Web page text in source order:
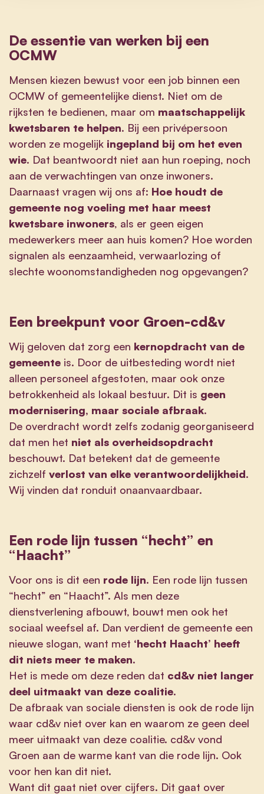
De essentie van werken bij een
OCMW
Mensen kiezen bewust voor een job binnen een
OCMW of gemeentelijke dienst. Niet om de
rijksten te bedienen, maar om maatschappelijk
kwetsbaren te helpen. Bij een privépersoon
worden ze mogelijk ingepland bij om het even
wie. Dat beantwoordt niet aan hun roeping, noch
aan de verwachtingen van onze inwoners.
Daarnaast vragen wij ons af: Hoe houdt de
gemeente nog voeling met haar meest
kwetsbare inwoners, als er geen eigen
medewerkers meer aan huis komen? Hoe worden
signalen als eenzaamheid, verwaarlozing of
slechte woonomstandigheden nog opgevangen?
Een breekpunt voor Groen-cd&v
Wij geloven dat zorg een kernopdracht van de
gemeente is. Door de uitbesteding wordt niet
alleen personeel afgestoten, maar ook onze
betrokkenheid als lokaal bestuur. Dit is geen
modernisering, maar sociale afbraak.
De overdracht wordt zelfs zodanig georganiseerd
dat men het niet als overheidsopdracht
beschouwt. Dat betekent dat de gemeente
zichzelf verlost van elke verantwoordelijkheid.
Wij vinden dat ronduit onaanvaardbaar.
Een rode lijn tussen “hecht” en
“Haacht”
Voor ons is dit een rode lijn. Een rode lijn tussen
“hecht” en “Haacht”. Als men deze
dienstverlening afbouwt, bouwt men ook het
sociaal weefsel af. Dan verdient de gemeente een
nieuwe slogan, want met ‘hecht Haacht’ heeft
dit niets meer te maken.
Het is mede om deze reden dat cd&v niet langer
deel uitmaakt van deze coalitie.
De afbraak van sociale diensten is ook de rode lijn
waar cd&v niet over kan en waarom ze geen deel
meer uitmaakt van deze coalitie. cd&v vond
Groen aan de warme kant van die rode lijn. Ook
voor hen kan dit niet.
Want dit gaat niet over cijfers. Dit gaat over